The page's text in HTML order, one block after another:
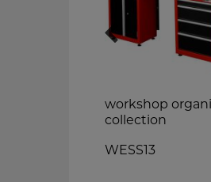
workshop
collection
WESS13